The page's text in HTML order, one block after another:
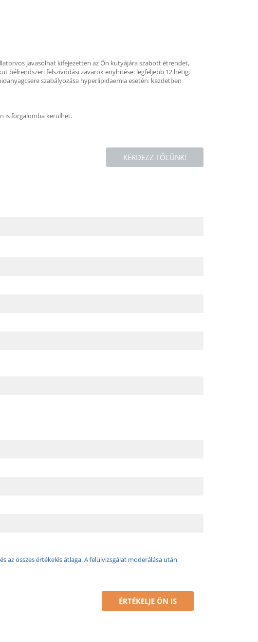
javasolhat kifejezetten az Ön kutyájára szabott étrendet,
bélrendszeri felszívódási zavarok enyhítése: legfeljebb 12 hétig;
szabályozása hyperlipidaemia esetén: kezdetben
is forgalomba kerülhet.
KÉRDEZZ TŐLÜNK!
az összes értékelés átlaga. A felülvizsgálat moderálása után
ÉRTÉKELJE ÖN IS